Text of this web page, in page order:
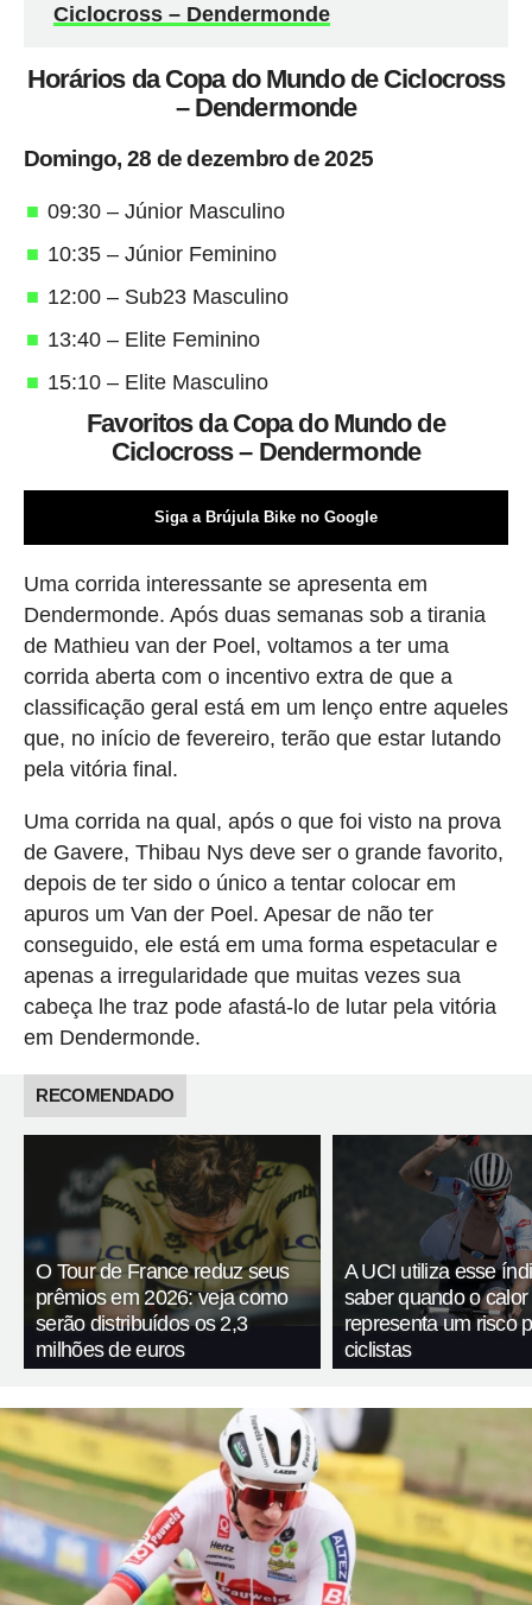
Ciclocross – Dendermonde
Horários da Copa do Mundo de Ciclocross
– Dendermonde
Domingo, 28 de dezembro de 2025
09:30 – Júnior Masculino
10:35 – Júnior Feminino
12:00 – Sub23 Masculino
13:40 – Elite Feminino
15:10 – Elite Masculino
Favoritos da Copa do Mundo de
Ciclocross – Dendermonde
Siga a Brújula Bike no Google
Uma corrida interessante se apresenta em
Dendermonde. Após duas semanas sob a tirania
de Mathieu van der Poel, voltamos a ter uma
corrida aberta com o incentivo extra de que a
classificação geral está em um lenço entre aqueles
que, no início de fevereiro, terão que estar lutando
pela vitória final.
Uma corrida na qual, após o que foi visto na prova
de Gavere, Thibau Nys deve ser o grande favorito,
depois de ter sido o único a tentar colocar em
apuros um Van der Poel. Apesar de não ter
conseguido, ele está em uma forma espetacular e
apenas a irregularidade que muitas vezes sua
cabeça lhe traz pode afastá-lo de lutar pela vitória
em Dendermonde.
RECOMENDADO
O Tour de France reduz seus
prêmios em 2026: veja como
serão distribuídos os 2,3
milhões de euros
A UCI utiliza esse
saber quando o calor
representa um risco
ciclistas